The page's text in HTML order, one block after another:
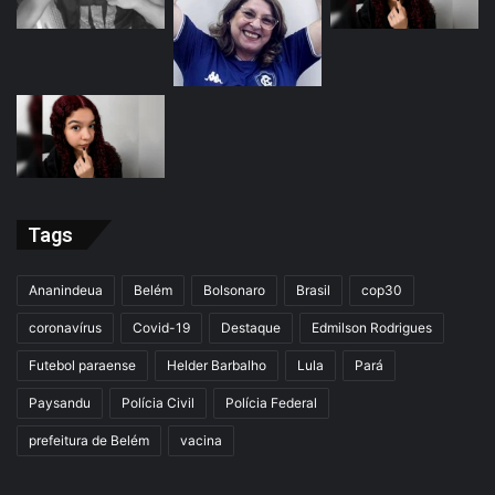
Tags
Ananindeua Belém Bolsonaro Brasil cop30
coronavírus Covid-19 Destaque Edmilson Rodrigues
Futebol paraense Helder Barbalho Lula Pará
Paysandu Polícia Civil Polícia Federal
prefeitura de Belém vacina